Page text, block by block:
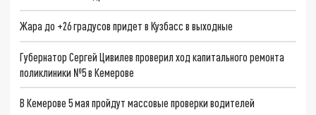
Жара до +26 градусов придет в Кузбасс в выходные
Губернатор Сергей Цивилев проверил ход капитального ремонта
поликлиники №5 в Кемерове
В Кемерове 5 мая пройдут массовые проверки водителей